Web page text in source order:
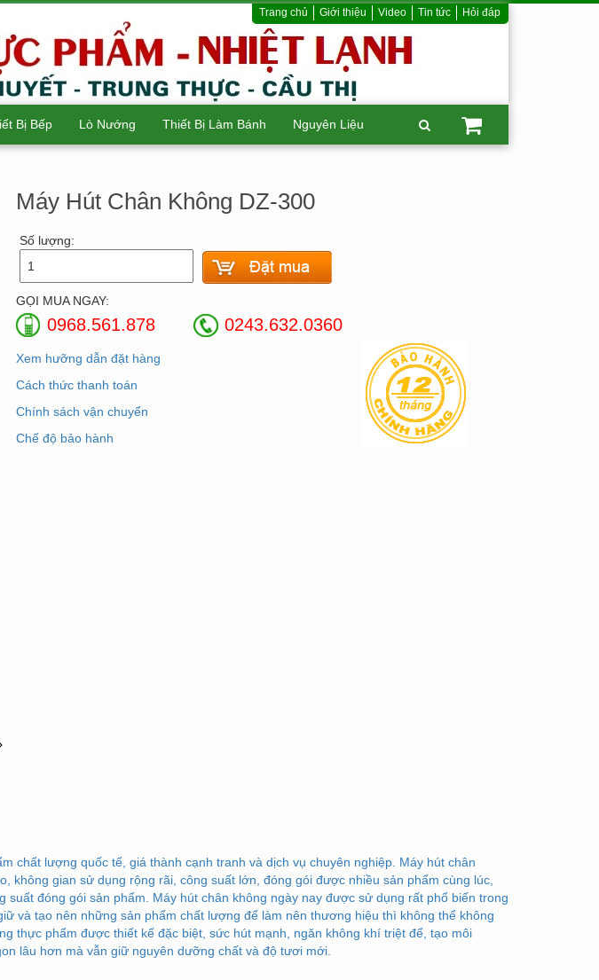
Trang chủ Giới thiệu Video Tin tức Hỏi đáp
Bị Bếp Lò Nướng Thiết Bị Làm Bánh Nguyên Liệu
Máy Hút Chân Không DZ-300
Số lượng:
GỌI MUA NGAY:
0968.561.878 0243.632.0360
Xem hưỡng dẫn đặt hàng
Cách thức thanh toán
Chính sách vận chuyển
Chế độ bảo hành
chất lượng quốc tế, giá thành cạnh tranh và dịch vụ chuyên nghiệp. Máy hút chân
gian sử dụng rộng rãi, công suất lớn, đóng gói được nhiều sản phẩm cùng lúc,
đóng gói sản phẩm. Máy hút chân không ngày nay được sử dụng rất phổ biến trong
và tạo nên những sản phẩm chất lượng để làm nên thương hiệu thì không thể không
thực phẩm được thiết kế đặc biệt, sức hút mạnh, ngăn không khí triệt để, tạo môi
lâu hơn mà vẫn giữ nguyên dưỡng chất và độ tươi mới.